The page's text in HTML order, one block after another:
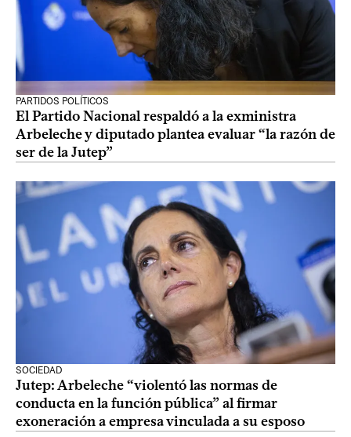
PARTIDOS POLÍTICOS
El Partido Nacional respaldó a la exministra
Arbeleche y diputado plantea evaluar “la razón de
ser de la Jutep”
SOCIEDAD
Jutep: Arbeleche “violentó las normas de
conducta en la función pública” al firmar
exoneración a empresa vinculada a su esposo